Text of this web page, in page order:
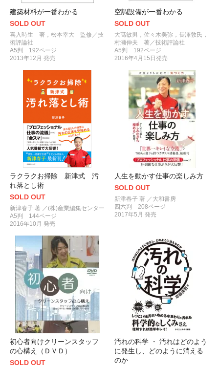
建築材料が一番わかる
SOLD OUT
喜入時生 著，松本幸大 監修／技
術評論社
A5判 192ページ
2013年12月 発売
空調設備が一番わかる
SOLD OUT
大髙敏男，佐々木美弥，長澤敦氏，
村瀬伸夫 著／技術評論社
A5判 192ページ
2016年4月15日発売
ラクラクお掃除 新津式 汚
れ落とし術
SOLD OUT
新津春子 著 ／(株)産業編集センター
A5判 144ページ
2016年10月 発売
人生を動かす仕事の楽しみ方
SOLD OUT
新津春子 著 ／大和書房
四六判 208ページ
2017年5月 発売
初心者向けクリーンスタッフ
の心構え（ＤＶＤ）
SOLD OUT
汚れの科学 ・ 汚れはどのよう
に発生し、どのように消える
のか